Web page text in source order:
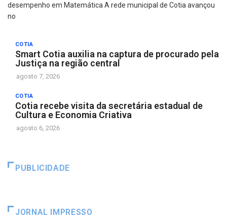
desempenho em Matemática A rede municipal de Cotia avançou
no
COTIA
Smart Cotia auxilia na captura de procurado pela
Justiça na região central
agosto 7, 2026
COTIA
Cotia recebe visita da secretária estadual de
Cultura e Economia Criativa
agosto 6, 2026
PUBLICIDADE
JORNAL IMPRESSO